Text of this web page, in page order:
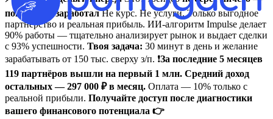
пока ты не заработалНе курс. Не услуги. Только выгодное
партнёрство и реальная прибыль. ИИ-алгоритм Impulse делает
90% работы — тщательно анализирует рынок и выдает сделки
с 93% успешности. Твоя задача: 30 минут в день и желание
зарабатывать от 150 тыс. сверху з/п. ❗️За последние 5 месяцев
119 партнёров вышли на первый 1 млн. Средний доход
остальных — 297 000 ₽ в месяц. Оплата — 10% только с
реальной прибыли. Получайте доступ после диагностики
вашего финансового потенциала 👉